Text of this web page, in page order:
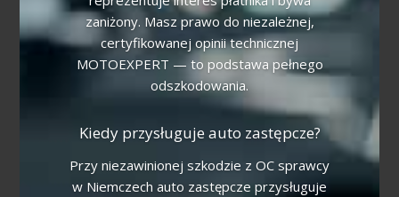
zaniżony. Masz prawo do niezależnej,
certyfikowanej opinii technicznej
MOTOEXPERT — to podstawa pełnego
odszkodowania.
Kiedy przysługuje auto zastępcze?
Przy niezawinionej szkodzie z OC sprawcy
w Niemczech auto zastępcze przysługuje